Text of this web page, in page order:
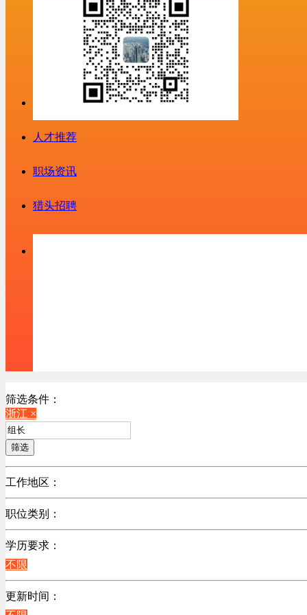
人才推荐
职场资讯
猎头招聘
筛选条件：
浙江 ×
筛选
工作地区：
不限
北京
广东
江苏
陕西
浙江
职位类别：
不限
学历要求：
不限
更新时间：